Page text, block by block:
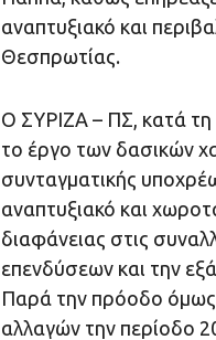
αναπτυξιακό και
Θεσπρωτίας.
Ο ΣΥΡΙΖΑ – ΠΣ, κατά
το έργο των δασικών
συνταγματικής
αναπτυξιακό και
διαφάνειας στις
επενδύσεων και την
Παρά την πρόοδο
αλλαγών την περίοδο